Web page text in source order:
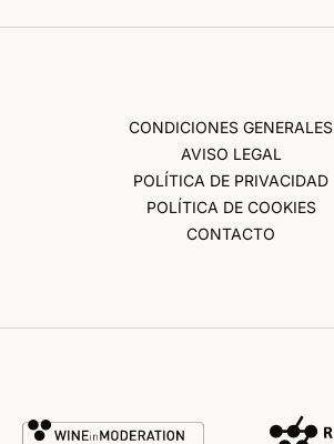
CONDICIONES GENERALES
AVISO LEGAL
POLÍTICA DE PRIVACIDAD
POLÍTICA DE COOKIES
CONTACTO